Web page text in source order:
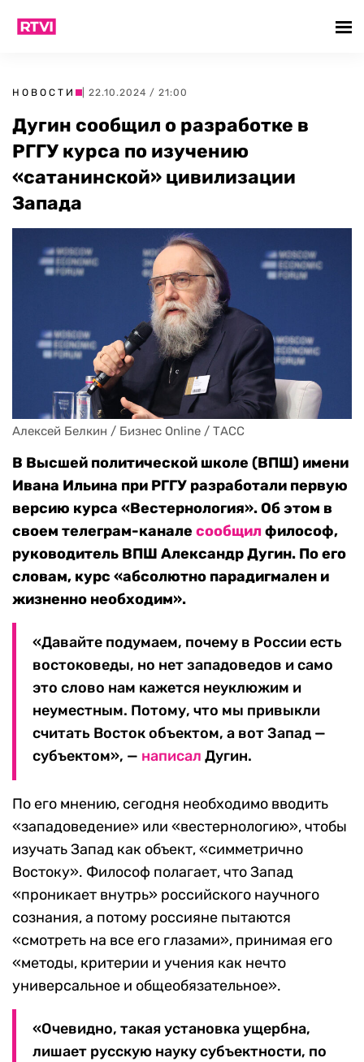
НОВОСТИ | 22.10.2024 / 21:00
Дугин сообщил о разработке в
РГГУ курса по изучению
«сатанинской» цивилизации
Запада
В Высшей политической школе (ВПШ) имени
Ивана Ильина при РГГУ разработали первую
версию курса «Вестернология». Об этом в
своем телеграм-канале сообщилфилософ,
руководитель ВПШ Александр Дугин. По его
словам, курс «абсолютно парадигмален и
жизненно необходим».
«Давайте подумаем, почему в России есть
востоковеды, но нет западоведов и само
это слово нам кажется неуклюжим и
неуместным. Потому, что мы привыкли
считать Восток объектом, а вот Запад —
субъектом», — написал Дугин.
По его мнению, сегодня необходимо вводить
«западоведение» или «вестернологию», чтобы
изучать Запад как объект, «симметрично
Востоку». Философ полагает, что Запад
«проникает внутрь» российского научного
сознания, а потому россияне пытаются
«смотреть на все его глазами», принимая его
«методы, критерии и учения как нечто
универсальное и общеобязательное».
«Очевидно, такая установка ущербна,
лишает русскую науку субъектности, по